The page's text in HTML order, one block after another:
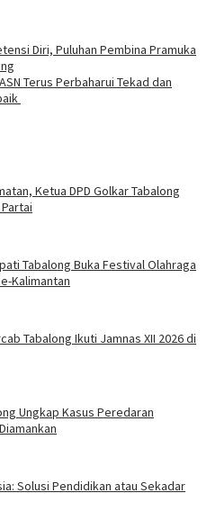
Diri, Puluhan Pembina Pramuka
Terus Perbaharui Tekad dan
Ketua DPD Golkar Tabalong
Tabalong Buka Festival Olahraga
Kalimantan
Tabalong Ikuti Jamnas XII 2026 di
Ungkap Kasus Peredaran
Solusi Pendidikan atau Sekadar